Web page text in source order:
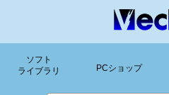
ソフト
ライブラリ
PCショップ